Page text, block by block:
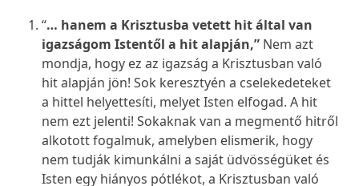
“… hanem a Krisztusba vetett hit által van
igazságom Istentől a hit alapján,” Nem azt
mondja, hogy ez az igazság a Krisztusban való
hit alapján jön! Sok keresztyén a cselekedeteket
a hittel helyettesíti, melyet Isten elfogad. A hit
nem ezt jelenti! Sokaknak van a megmentő hitről
alkotott fogalmuk, amelyben elismerik, hogy
nem tudják kimunkálni a saját üdvösségüket és
Isten egy hiányos pótlékot, a Krisztusban való